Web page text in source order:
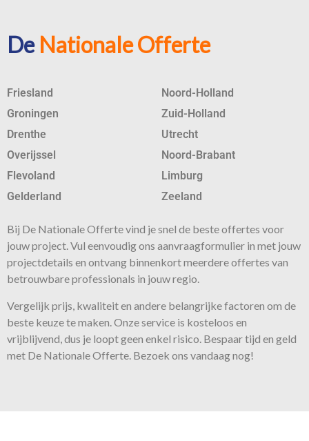
De Nationale Offerte
Friesland
Groningen
Drenthe
Overijssel
Flevoland
Gelderland
Noord-Holland
Zuid-Holland
Utrecht
Noord-Brabant
Limburg
Zeeland
Bij De Nationale Offerte vind je snel de besteoffertes voor
jouw project. Vul eenvoudig ons aanvraagformulier in met jouw
projectdetails en ontvang binnenkort meerdere offertes van
betrouwbare professionals in jouw regio.
Vergelijk prijs, kwaliteit en andere belangrijke factoren om de
beste keuze te maken. Onzeservice is kosteloos en
vrijblijvend, dus je loopt geen enkel risico. Bespaar tijd en geld
met De Nationale Offerte. Bezoek ons vandaag nog!